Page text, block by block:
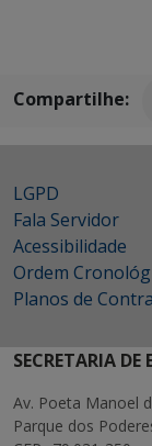
Compartilhe:
LGPD
Fala Servidor
Acessibilidade
Ordem
Planos de
SECRETARIA DE
Av. Poeta Manoel
Parque dos